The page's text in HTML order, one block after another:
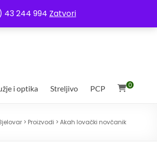
43 244 994 Zatvori
0
i optika Streljivo PCP
> Proizvodi > Akah lovački novčanik